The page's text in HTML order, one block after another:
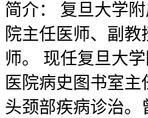
简介：
复旦大学
院主任医师、副教
师。 现任复旦大
医院病史图书室主
头颈部疾病诊治。